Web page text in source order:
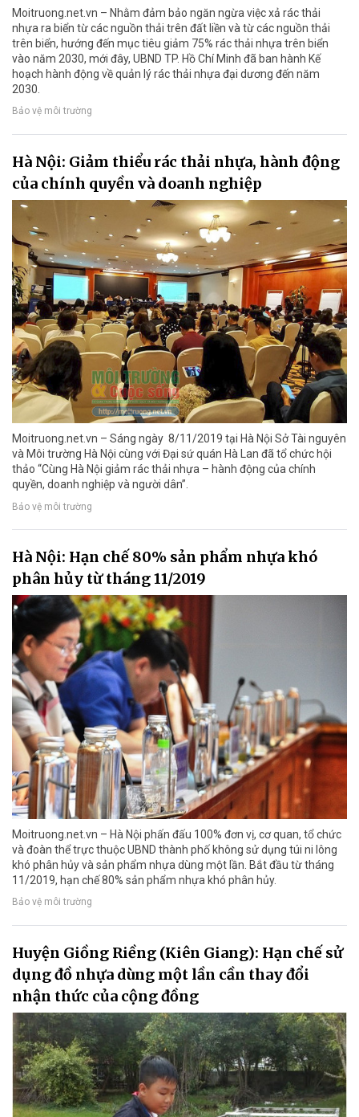
Moitruong.net.vn – Nhằm đảm bảo ngăn ngừa việc xả rác thải
nhựa ra biển từ các nguồn thải trên đất liền và từ các nguồn thải
trên biển, hướng đến mục tiêu giảm 75% rác thải nhựa trên biển
vào năm 2030, mới đây, UBND TP. Hồ Chí Minh đã ban hành Kế
hoạch hành động về quản lý rác thải nhựa đại dương đến năm
2030.
Bảo vệ môi trường
Hà Nội: Giảm thiểu rác thải nhựa, hành động
của chính quyền và doanh nghiệp
Moitruong.net.vn – Sáng ngày 8/11/2019 tại Hà Nội Sở Tài nguyên
và Môi trường Hà Nội cùng với Đại sứ quán Hà Lan đã tổ chức hội
thảo “Cùng Hà Nội giảm rác thải nhựa – hành động của chính
quyền, doanh nghiệp và người dân”.
Bảo vệ môi trường
Hà Nội: Hạn chế 80% sản phẩm nhựa khó
phân hủy từ tháng 11/2019
Moitruong.net.vn – Hà Nội phấn đấu 100% đơn vị, cơ quan, tổ chức
và đoàn thể trực thuộc UBND thành phố không sử dụng túi ni lông
khó phân hủy và sản phẩm nhựa dùng một lần. Bắt đầu từ tháng
11/2019, hạn chế 80% sản phẩm nhựa khó phân hủy.
Bảo vệ môi trường
Huyện Giồng Riềng (Kiên Giang): Hạn chế sử
dụng đồ nhựa dùng một lần cần thay đổi
nhận thức của cộng đồng